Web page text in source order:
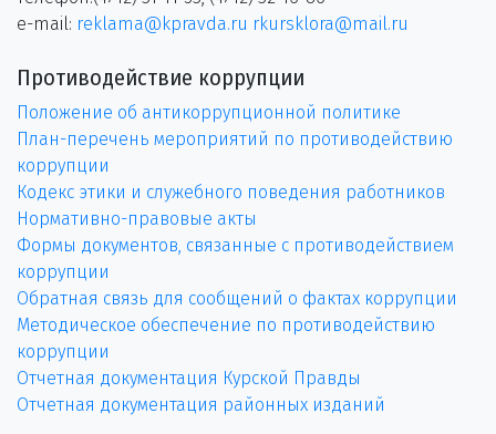
e-mail: reklama@kpravda.ru rkursklora@mail.ru
Противодействие коррупции
Положение об антикоррупционной политике
План-перечень мероприятий по противодействию
коррупции
Кодекс этики и служебного поведения работников
Нормативно-правовые акты
Формы документов, связанные с противодействием
коррупции
Обратная связь для сообщений о фактах коррупции
Методическое обеспечение по противодействию
коррупции
Отчетная документация Курской Правды
Отчетная документация районных изданий